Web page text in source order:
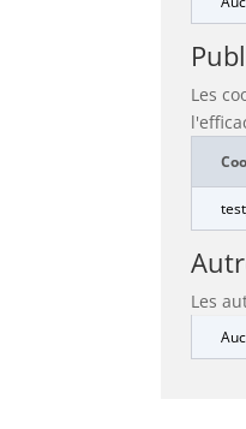
Les
Les